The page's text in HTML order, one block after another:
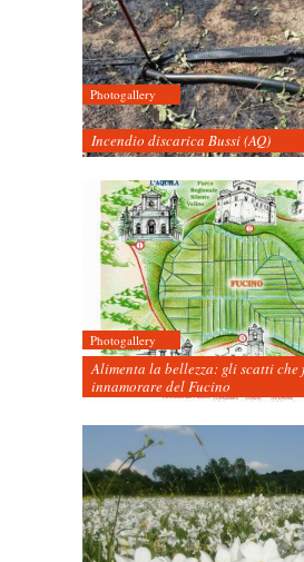
Photogallery
Incendio discarica Bussi (AQ)
Photogallery
Alimenta la bellezza: gli scatti che
innamorare del Fucino